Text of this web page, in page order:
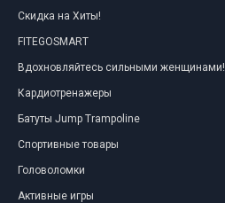
Скидка на Хиты!
FITEGOSMART
Вдохновляйтесь сильными женщинами!
Кардиотренажеры
Батуты Jump Trampoline
Спортивные товары
Головоломки
Активные игры